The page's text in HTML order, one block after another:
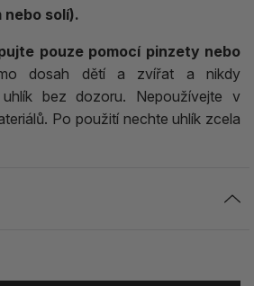
nebo solí).
pouze pomocí pinzety nebo
dosah dětí a zvířat a nikdy
bez dozoru. Nepoužívejte v
Po použití nechte uhlík zcela